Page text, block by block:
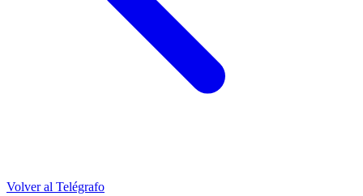
Volver al Telégrafo